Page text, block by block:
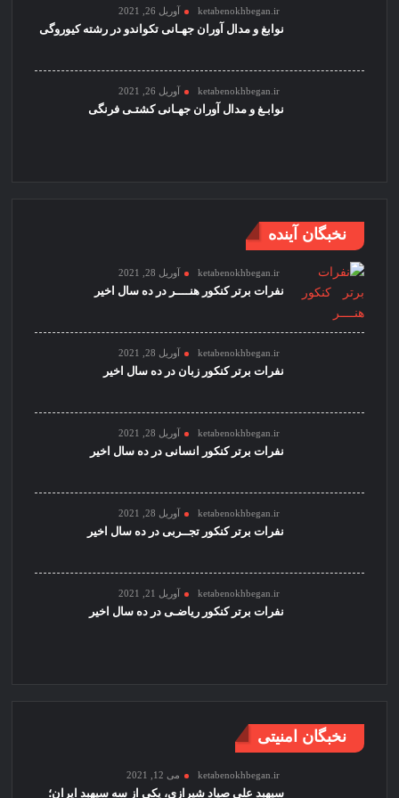
ketabenokhbegan.ir آوریل 26, 2021
نوابغ و مدال آوران جهـانی تکواندو در رشته کیوروگی
ketabenokhbegan.ir آوریل 26, 2021
نوابـغ و مدال آوران جهـانی کشتـی فرنگی
نخبگان آینده
ketabenokhbegan.ir آوریل 28, 2021
نفرات برتر کنکور هنــــر در ده سال اخیر
ketabenokhbegan.ir آوریل 28, 2021
نفرات برتر کنکور زبان در ده سال اخیر
ketabenokhbegan.ir آوریل 28, 2021
نفرات برتر کنکور انسانی در ده سال اخیر
ketabenokhbegan.ir آوریل 28, 2021
نفرات برتر کنکور تجــربی در ده سال اخیر
ketabenokhbegan.ir آوریل 21, 2021
نفرات برتر کنکور ریاضـی در ده سال اخیر
نخبگان امنیتی
ketabenokhbegan.ir می 12, 2021
سپهبد علی صیاد شیرازی، یکی از سه سپهبد ایران؛